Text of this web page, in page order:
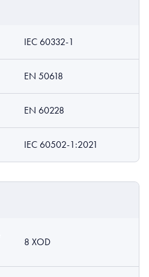
IEC 60332-1
EN 50618
EN 60228
IEC 60502-1:2021
8 XOD